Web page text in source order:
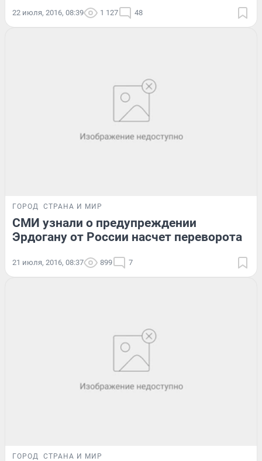
22 июля, 2016, 08:39 1 127 48
ГОРОД СТРАНА И МИР
СМИ узнали о предупреждении
Эрдогану от России насчет переворота
21 июля, 2016, 08:37 899 7
ГОРОД СТРАНА И МИР